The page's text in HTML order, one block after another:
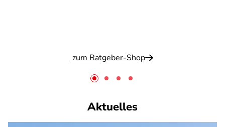
zum Ratgeber-Shop
Aktuelles